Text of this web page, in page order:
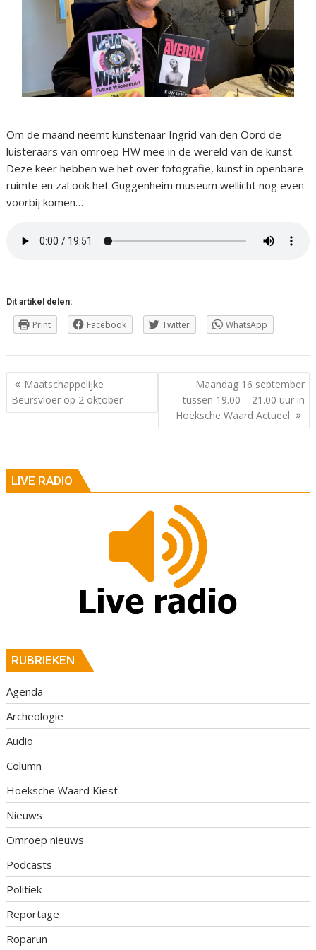
Om de maand neemt kunstenaar Ingrid van den Oord de
luisteraars van omroep HW mee in de wereld van de kunst.
Deze keer hebben we het over fotografie, kunst in openbare
ruimte en zal ook het Guggenheim museum wellicht nog even
voorbij komen…
Dit artikel delen:
Print Facebook Twitter WhatsApp
Berichtnavigatie
Maatschappelijke
Beursvloer op 2 oktober
Maandag 16 september
tussen 19.00 – 21.00 uur in
Hoeksche Waard Actueel:
LIVE RADIO
RUBRIEKEN
Agenda
Archeologie
Audio
Column
Hoeksche Waard Kiest
Nieuws
Omroep nieuws
Podcasts
Politiek
Reportage
Roparun